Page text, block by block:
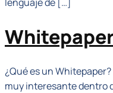
¿Qué es un
muy interesante dentro